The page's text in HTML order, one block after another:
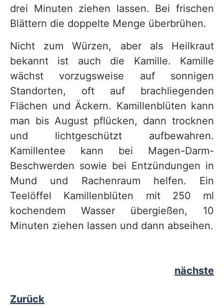
drei Minuten ziehen lassen. Bei frischen
Blättern die doppelte Menge überbrühen.
Nicht zum Würzen, aber als Heilkraut
bekannt ist auch die Kamille. Kamille
wächst vorzugsweise auf sonnigen
Standorten, oft auf brachliegenden
Flächen und Äckern. Kamillenblüten kann
man bis August pflücken, dann trocknen
und lichtgeschützt aufbewahren.
Kamillentee kann bei Magen-Darm-
Beschwerden sowie bei Entzündungen in
Mund und Rachenraum helfen. Ein
Teelöffel Kamillenblüten mit 250 ml
kochendem Wasser übergießen, 10
Minuten ziehen lassen und dann abseihen.
nächste
Zurück